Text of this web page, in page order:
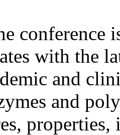
conference
with the
and
and